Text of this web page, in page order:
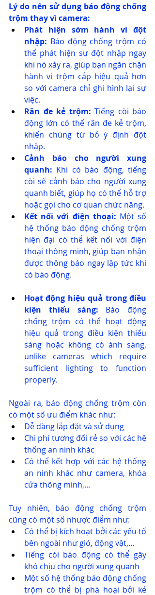
Lý do nên sử dụng báo động chống
trộm thay vì camera:
Phát hiện sớm hành vi đột
nhập: Báo động chống trộm có
thể phát hiện sự đột nhập ngay
khi nó xảy ra, giúp bạn ngăn chặn
hành vi trộm cắp hiệu quả hơn
so với camera chỉ ghi hình lại sự
việc.
Răn đe kẻ trộm: Tiếng còi báo
động lớn có thể răn đe kẻ trộm,
khiến chúng từ bỏ ý định đột
nhập.
Cảnh báo cho người xung
quanh: Khi có báo động, tiếng
còi sẽ cảnh báo cho người xung
quanh biết, giúp họ có thể hỗ trợ
hoặc gọi cho cơ quan chức năng.
Kết nối với điện thoại: Một số
hệ thống báo động chống trộm
hiện đại có thể kết nối với điện
thoại thông minh, giúp bạn nhận
được thông báo ngay lập tức khi
có báo động.
Hoạt động hiệu quả trong điều
kiện thiếu sáng: Báo động
chống trộm có thể hoạt động
hiệu quả trong điều kiện thiếu
sáng hoặc không có ánh sáng,
unlike cameras which require
sufficient lighting to function
properly.
Ngoài ra, báo động chống trộm còn
có một số ưu điểm khác như:
Dễ dàng lắp đặt và sử dụng
Chi phí tương đối rẻ so với các hệ
thống an ninh khác
Có thể kết hợp với các hệ thống
an ninh khác như camera, khóa
cửa thông minh,...
Tuy nhiên, báo động chống trộm
cũng có một số nhược điểm như:
Có thể bị kích hoạt bởi các yếu tố
bên ngoài như gió, động vật,...
Tiếng còi báo động có thể gây
khó chịu cho người xung quanh
Một số hệ thống báo động chống
trộm có thể bị phá hoại bởi kẻ